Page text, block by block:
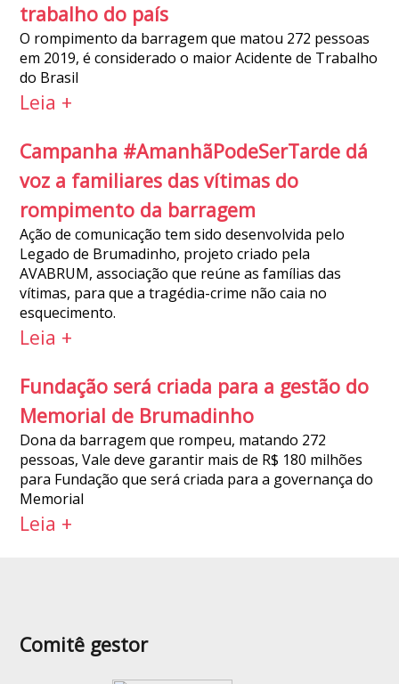
trabalho do país
O rompimento da barragem que matou 272 pessoas
em 2019, é considerado o maior Acidente de Trabalho
do Brasil
Leia +
Campanha #AmanhãPodeSerTarde dá
voz a familiares das vítimas do
rompimento da barragem
Ação de comunicação tem sido desenvolvida pelo
Legado de Brumadinho, projeto criado pela
AVABRUM, associação que reúne as famílias das
vítimas, para que a tragédia-crime não caia no
esquecimento.
Leia +
Fundação será criada para a gestão do
Memorial de Brumadinho
Dona da barragem que rompeu, matando 272
pessoas, Vale deve garantir mais de R$ 180 milhões
para Fundação que será criada para a governança do
Memorial
Leia +
Comitê gestor